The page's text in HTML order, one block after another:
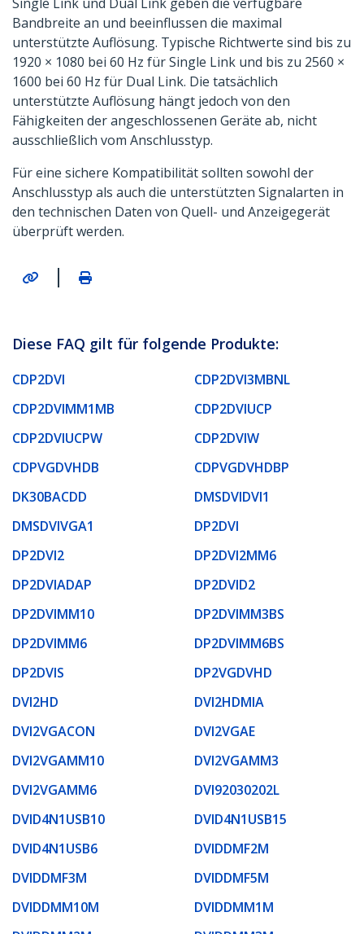
Bandbreite an und beeinflussen die maximal
unterstützte Auflösung. Typische Richtwerte sind bis zu
1920 × 1080 bei 60 Hz für Single Link und bis zu 2560 ×
1600 bei 60 Hz für Dual Link. Die tatsächlich
unterstützte Auflösung hängt jedoch von den
Fähigkeiten der angeschlossenen Geräte ab, nicht
ausschließlich vom Anschlusstyp.
Für eine sichere Kompatibilität sollten sowohl der
Anschlusstyp als auch die unterstützten Signalarten in
den technischen Daten von Quell- und Anzeigegerät
überprüft werden.
|
Diese FAQ gilt für folgende Produkte:
CDP2DVI
CDP2DVI3MBNL
CDP2DVIMM1MB
CDP2DVIUCP
CDP2DVIUCPW
CDP2DVIW
CDPVGDVHDB
CDPVGDVHDBP
DK30BACDD
DMSDVIDVI1
DMSDVIVGA1
DP2DVI
DP2DVI2
DP2DVI2MM6
DP2DVIADAP
DP2DVID2
DP2DVIMM10
DP2DVIMM3BS
DP2DVIMM6
DP2DVIMM6BS
DP2DVIS
DP2VGDVHD
DVI2HD
DVI2HDMIA
DVI2VGACON
DVI2VGAE
DVI2VGAMM10
DVI2VGAMM3
DVI2VGAMM6
DVI92030202L
DVID4N1USB10
DVID4N1USB15
DVID4N1USB6
DVIDDMF2M
DVIDDMF3M
DVIDDMF5M
DVIDDMM10M
DVIDDMM1M